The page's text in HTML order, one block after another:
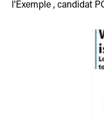
l'Exemple , candidat